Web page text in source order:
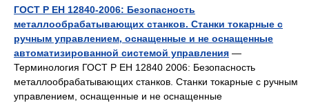
ГОСТ Р ЕН 12840-2006: Безопасность
металлообрабатывающих станков. Станки токарные с
ручным управлением, оснащенные и не оснащенные
автоматизированной системой управления —
Терминология ГОСТ Р ЕН 12840 2006: Безопасность
металлообрабатывающих станков. Станки токарные с ручным
управлением, оснащенные и не оснащенные